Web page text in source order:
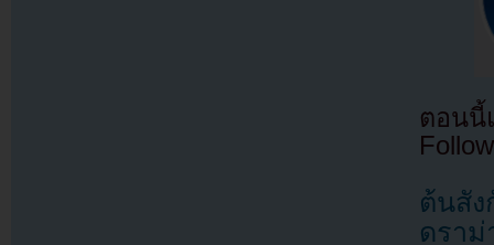
ตอนนี้
ต้นสัง
ดราม่